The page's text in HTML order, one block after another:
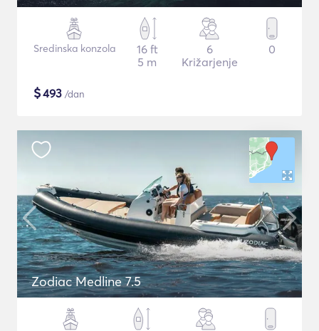
Sredinska konzola
16 ft
5 m
6
Križarjenje
0
$493 /dan
Zodiac Medline 7.5